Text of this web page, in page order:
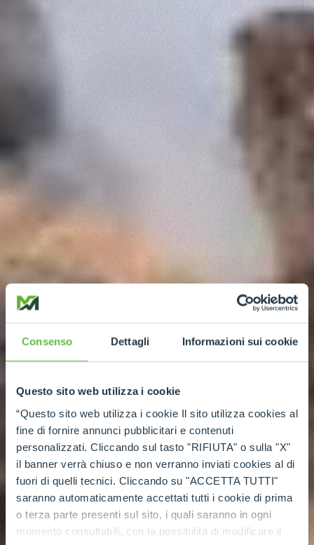
Consenso Dettagli Informazioni sui cookie
Questo sito web utilizza i cookie
“Questo sito web utilizza i cookie Il sito utilizza cookies al
fine di fornire annunci pubblicitari e contenuti
personalizzati. Cliccando sul tasto "RIFIUTA" o sulla "X"
il banner verrà chiuso e non verranno inviati cookies al di
fuori di quelli tecnici. Cliccando su "ACCETTA TUTTI"
saranno automaticamente accettati tutti i cookie di prima
o terza parte presenti sul sito, i quali saranno in ogni
momento consultabili, con la possibilità di modificare il